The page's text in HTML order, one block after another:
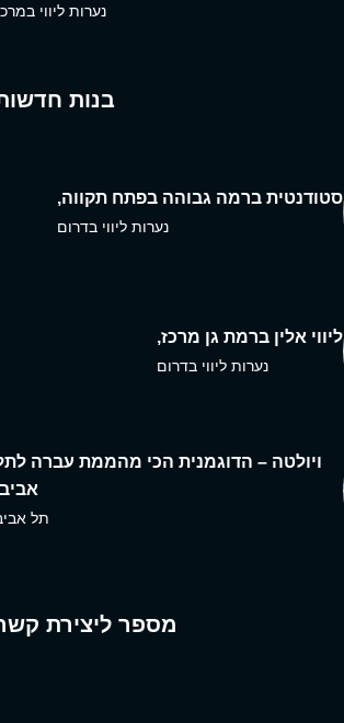
נערות ליווי
בנות
סטודנטית ברמה גבוהה בפתח תקווה,
נערות ליווי בדרום
ליווי אלין ברמת גן מרכז,
נערות ליווי בדרום
ויולטה – הדוגמנית הכי מהממת עברה
תל
מספר ליצירת